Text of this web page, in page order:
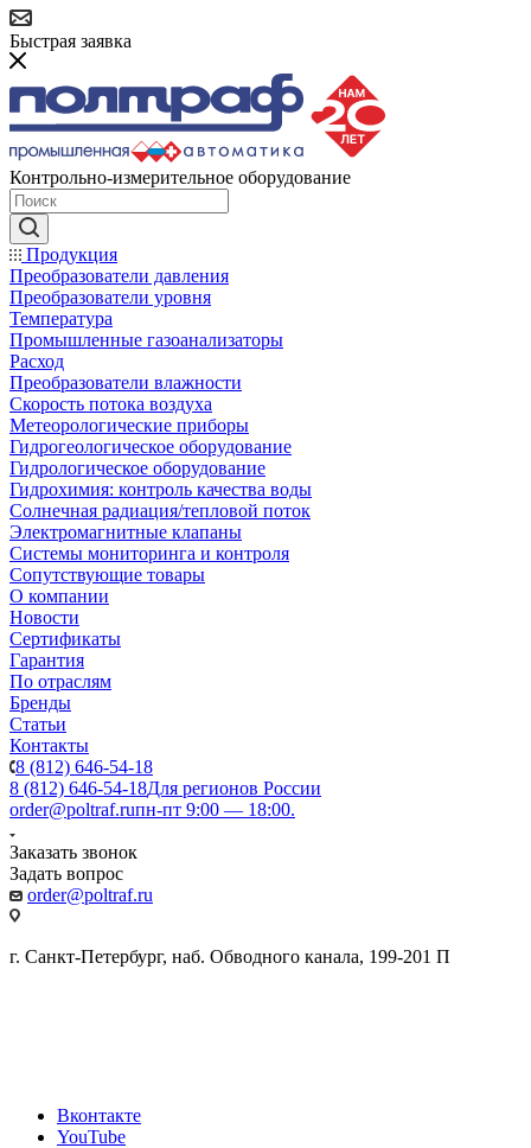
Быстрая заявка
Контрольно-измерительное оборудование
Продукция
Преобразователи давления
Преобразователи уровня
Температура
Промышленные газоанализаторы
Расход
Преобразователи влажности
Скорость потока воздуха
Метеорологические приборы
Гидрогеологическое оборудование
Гидрологическое оборудование
Гидрохимия: контроль качества воды
Солнечная радиация/тепловой поток
Электромагнитные клапаны
Системы мониторинга и контроля
Сопутствующие товары
О компании
Новости
Сертификаты
Гарантия
По отраслям
Бренды
Статьи
Контакты
8 (812) 646-54-18
8 (812) 646-54-18Для регионов России
order@poltraf.ruпн-пт 9:00 — 18:00.
Заказать звонок
Задать вопрос
order@poltraf.ru
г. Санкт-Петербург, наб. Обводного канала, 199-201 П
Вконтакте
YouTube